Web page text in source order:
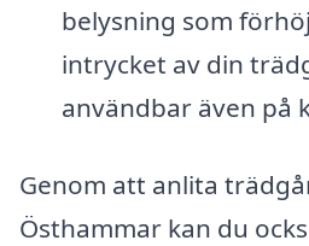
belysning som
intrycket av din
användbar även på
Genom att anlita
Östhammar kan du